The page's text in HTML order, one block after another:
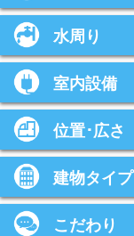
水周り
室内設備
位置･広さ
建物タイプ
こだわり